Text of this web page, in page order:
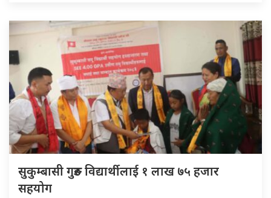
सुकुम्बासी गुरुङ विद्यार्थीलाई १ लाख ७५ हजार
सहयोग